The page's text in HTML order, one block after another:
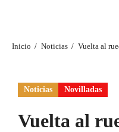
Inicio Noticias Vuelta al
Noticias Novilladas
Vuelta al